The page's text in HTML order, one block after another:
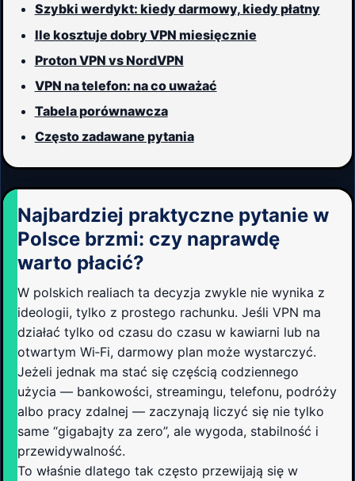
Szybki werdykt: kiedy darmowy, kiedy płatny
Ile kosztuje dobry VPN miesięcznie
Proton VPN vs NordVPN
VPN na telefon: na co uważać
Tabela porównawcza
Często zadawane pytania
Najbardziej praktyczne pytanie w
Polsce brzmi: czy naprawdę
warto płacić?
W polskich realiach ta decyzja zwykle nie wynika z
ideologii, tylko z prostego rachunku. Jeśli VPN ma
działać tylko od czasu do czasu w kawiarni lub na
otwartym Wi‑Fi, darmowy plan może wystarczyć.
Jeżeli jednak ma stać się częścią codziennego
użycia — bankowości, streamingu, telefonu, podróży
albo pracy zdalnej — zaczynają liczyć się nie tylko
same “gigabajty za zero”, ale wygoda, stabilność i
przewidywalność.
To właśnie dlatego tak często przewijają się w